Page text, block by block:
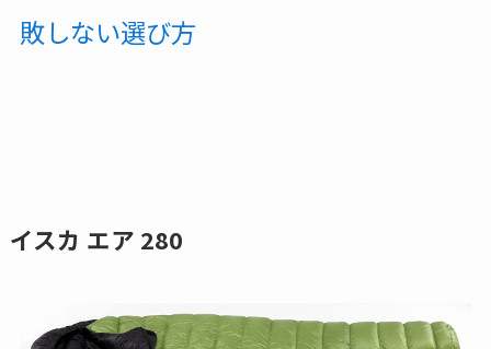
敗しない選び方
イスカ エア 280